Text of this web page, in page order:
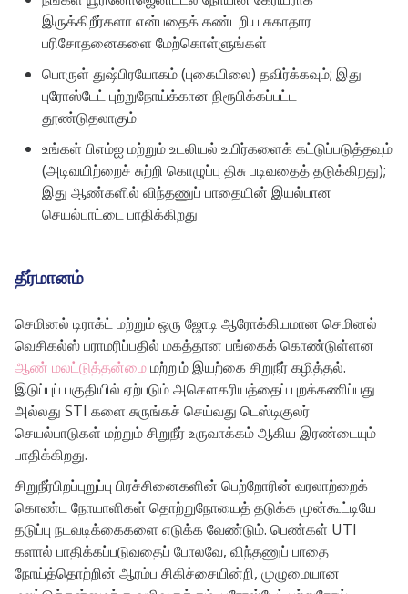
இருக்கிறீர்களா என்பதைக் கண்டறிய சுகாதார
பரிசோதனைகளை மேற்கொள்ளுங்கள்
பொருள் துஷ்பிரயோகம் (புகையிலை) தவிர்க்கவும்; இது
புரோஸ்டேட் புற்றுநோய்க்கான நிரூபிக்கப்பட்ட
தூண்டுதலாகும்
உங்கள் பிஎம்ஐ மற்றும் உடலியல் உயிர்களைக் கட்டுப்படுத்தவும்
(அடிவயிற்றைச் சுற்றி கொழுப்பு திசு படிவதைத் தடுக்கிறது);
இது ஆண்களில் விந்தணுப் பாதையின் இயல்பான
செயல்பாட்டை பாதிக்கிறது
தீர்மானம்
செமினல் டிராக்ட் மற்றும் ஒரு ஜோடி ஆரோக்கியமான செமினல்
வெசிகல்ஸ் பராமரிப்பதில் மகத்தான பங்கைக் கொண்டுள்ளன
ஆண் மலட்டுத்தன்மைமற்றும் இயற்கை சிறுநீர் கழித்தல்.
இடுப்புப் பகுதியில் ஏற்படும் அசௌகரியத்தைப் புறக்கணிப்பது
அல்லது STI களை சுருங்கச் செய்வது டெஸ்டிகுலர்
செயல்பாடுகள் மற்றும் சிறுநீர் உருவாக்கம் ஆகிய இரண்டையும்
பாதிக்கிறது.
சிறுநீர்பிறப்புறுப்பு பிரச்சினைகளின் பெற்றோரின் வரலாற்றைக்
கொண்ட நோயாளிகள் தொற்றுநோயைத் தடுக்க முன்கூட்டியே
தடுப்பு நடவடிக்கைகளை எடுக்க வேண்டும். பெண்கள் UTI
களால் பாதிக்கப்படுவதைப் போலவே, விந்தணுப் பாதை
நோய்த்தொற்றின் ஆரம்ப சிகிச்சையின்றி, முழுமையான